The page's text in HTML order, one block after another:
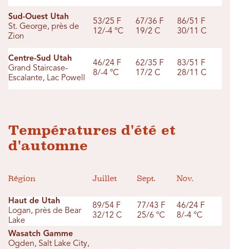
Sud-Ouest Utah
St. George, près de
Zion
53/25 F
12/-4 °C
67/36 F
19/2 C
86/51 F
30/11 C
Centre-Sud Utah
Grand Staircase-
Escalante, Lac Powell
46/24 F
8/-4 °C
62/35 F
17/2 C
83/51 F
28/11 C
Températures d'été et
d'automne
Région Juillet Sept. Nov.
Haut de Utah
Logan, près de Bear
Lake
89/54 F
32/12 C
77/43 F
25/6 °C
46/24 F
8/-4 °C
Wasatch Gamme
Ogden, Salt Lake City,